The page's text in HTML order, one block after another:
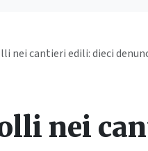
nei cantieri edili: dieci
nei